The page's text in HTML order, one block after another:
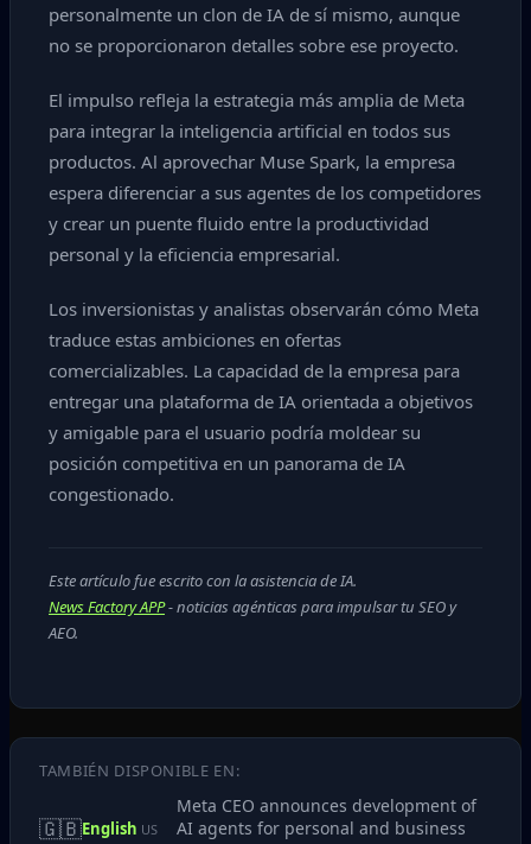
personalmente un clon de IA de sí mismo, aunque
no se proporcionaron detalles sobre ese proyecto.
El impulso refleja la estrategia más amplia de Meta
para integrar la inteligencia artificial en todos sus
productos. Al aprovechar Muse Spark, la empresa
espera diferenciar a sus agentes de los competidores
y crear un puente fluido entre la productividad
personal y la eficiencia empresarial.
Los inversionistas y analistas observarán cómo Meta
traduce estas ambiciones en ofertas
comercializables. La capacidad de la empresa para
entregar una plataforma de IA orientada a objetivos
y amigable para el usuario podría moldear su
posición competitiva en un panorama de IA
congestionado.
Este artículo fue escrito con la asistencia de IA.
News Factory APP- noticias agénticas para impulsar tu SEO y
AEO.
TAMBIÉN DISPONIBLE EN:
🇬🇧English US
Meta CEO announces development of
AI agents for personal and business